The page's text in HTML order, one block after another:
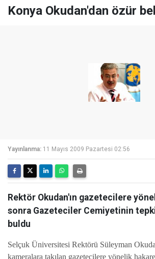
Konya Okudan'dan özür
Yayınlanma: 11 Mayıs 2009 Pazartesi 02:56
Rektör Okudan'ın gazetecilere
sonra Gazeteciler Cemiyetinin
buldu
Selçuk Üniversitesi Rektörü Süleyman
kameralara takılan gazetecilere yönelik